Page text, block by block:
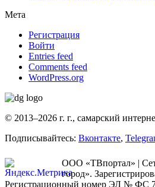
Мета
Регистрация
Войти
Entries feed
Comments feed
WordPress.org
© 2013–2026 г. г., самарский
Подписывайтесь: Вконтакте,
ООО «ТВпортал» |
город».
Регистрационный номер ЭЛ № ФС